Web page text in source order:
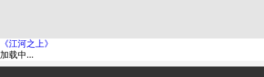
《江河之上》
加载中...